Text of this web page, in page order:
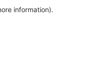
information).